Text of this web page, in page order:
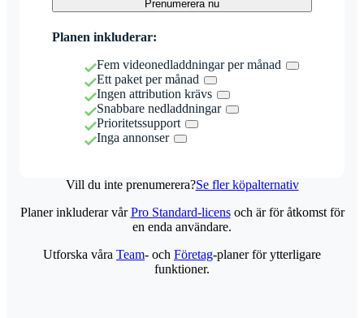
Prenumerera nu
Planen inkluderar:
Fem videonedladdningar per månad
Ett paket per månad
Ingen attribution krävs
Snabbare nedladdningar
Prioritetssupport
Inga annonser
Vill du inte prenumerera?Se fler köpalternativ
Planer inkluderar vårPro Standard-licensoch är för åtkomst för
en enda användare.
Utforska våra Team- och Företag-planer för ytterligare
funktioner.